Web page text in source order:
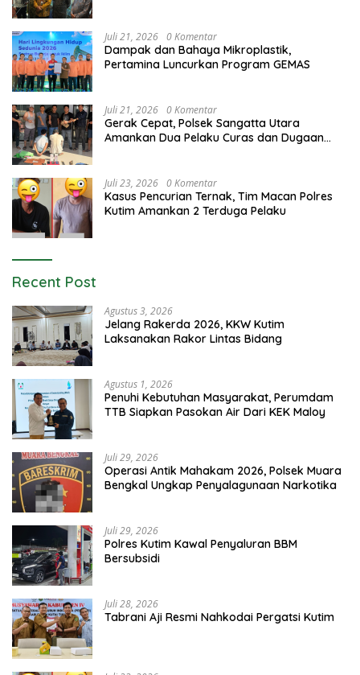
Juli 21, 2026 0 Komentar
Dampak dan Bahaya Mikroplastik,
Pertamina Luncurkan Program GEMAS
Juli 21, 2026 0 Komentar
Gerak Cepat, Polsek Sangatta Utara
Amankan Dua Pelaku Curas dan Dugaan
Juli 23, 2026 0 Komentar
Kasus Pencurian Ternak, Tim Macan Polres
Kutim Amankan 2 Terduga Pelaku
Recent Post
Agustus 3, 2026
Jelang Rakerda 2026, KKW Kutim
Laksanakan Rakor Lintas Bidang
Agustus 1, 2026
Penuhi Kebutuhan Masyarakat, Perumdam
TTB Siapkan Pasokan Air Dari KEK Maloy
Juli 29, 2026
Operasi Antik Mahakam 2026, Polsek Muara
Bengkal Ungkap Penyalagunaan Narkotika
Juli 29, 2026
Polres Kutim Kawal Penyaluran BBM
Bersubsidi
Juli 28, 2026
Tabrani Aji Resmi Nahkodai Pergatsi Kutim